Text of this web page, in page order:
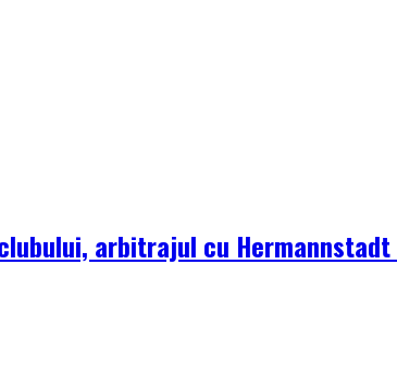
arbitrajul cu